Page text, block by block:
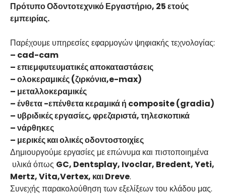
Πρότυπο Οδοντοτεχνικό Εργαστήριο, 25 ετούς
εμπειρίας.
Παρέχουμε υπηρεσίες εφαρμογών ψηφιακής τεχνολογίας:
– cad-cam
– επιεμφυτευματικές αποκαταστάσεις
– ολοκεραμικές (ζιρκόνια,e-max)
– μεταλλοκεραμικές
– ένθετα -επένθετα κεραμικά ή composite (gradia)
– υβριδικές εργασίες,φρεζαριστά,τηλεσκοπικά
– νάρθηκες
– μερικές και ολικές οδοντοστοιχίες
Δημιουργούμε εργασίες με επώνυμα και πιστοποιημένα
υλικά όπως GC, Dentsplay, Ivoclar, Bredent, Yeti,
Mertz, Vita,Vertex, και Dreve.
Συνεχής παρακολούθηση των εξελίξεων του κλάδου μας.